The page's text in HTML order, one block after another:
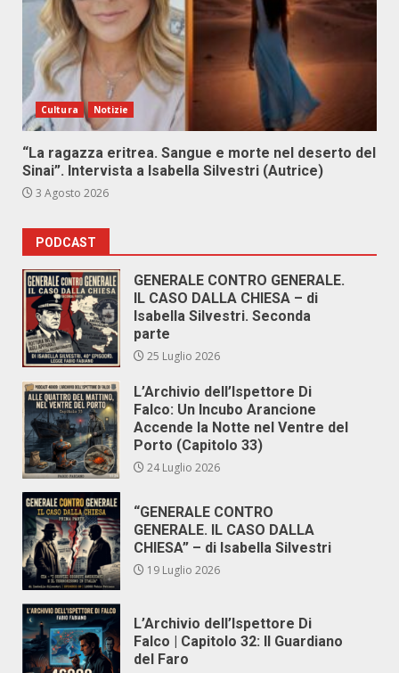
Cultura Notizie
“La ragazza eritrea. Sangue e morte nel deserto del
Sinai”. Intervista a Isabella Silvestri (Autrice)
3 Agosto 2026
PODCAST
GENERALE CONTRO GENERALE.
IL CASO DALLA CHIESA – di
Isabella Silvestri. Seconda
parte
25 Luglio 2026
L’Archivio dell’Ispettore Di
Falco: Un Incubo Arancione
Accende la Notte nel Ventre del
Porto (Capitolo 33)
24 Luglio 2026
“GENERALE CONTRO
GENERALE. IL CASO DALLA
CHIESA” – di Isabella Silvestri
19 Luglio 2026
L’Archivio dell’Ispettore Di
Falco | Capitolo 32: Il Guardiano
del Faro